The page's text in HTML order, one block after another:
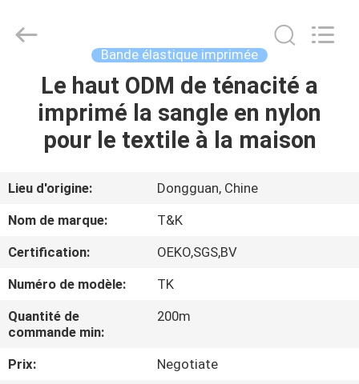
MAISON
PRODUITS
AU
SUJET
DE
VISITE
Garment
Accessories
Bande élastique imprimée
Le haut ODM de ténacité a
imprimé la sangle en nylon
pour le textile à la maison
Lieu d'origine:
Dongguan, Chine
Nom de marque:
T&K
Certification:
OEKO,SGS,BV
Numéro de modèle:
TK
Quantité de
commande min:
200m
Prix:
Negotiate